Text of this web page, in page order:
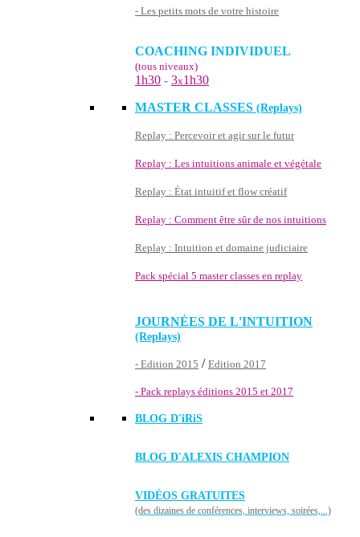
- Les petits mots de votre histoire
COACHING INDIVIDUEL
(tous niveaux)
1h30 - 3x1h30
MASTER CLASSES (Replays)
Replay : Percevoir et agir sur le futur
Replay : Les intuitions animale et végétale
Replay : État intuitif et flow créatif
Replay : Comment être sûr de nos intuitions
Replay : Intuition et domaine judiciaire
Pack spécial 5 master classes en replay
JOURNÉES DE L'INTUITION
(Replays)
- Edition 2015 / Edition 2017
- Pack replays éditions 2015 et 2017
BLOG D'iRiS
BLOG D'ALEXIS CHAMPION
VIDÉOS GRATUITES
(des dizaines de conférences, interviews, soirées,...)